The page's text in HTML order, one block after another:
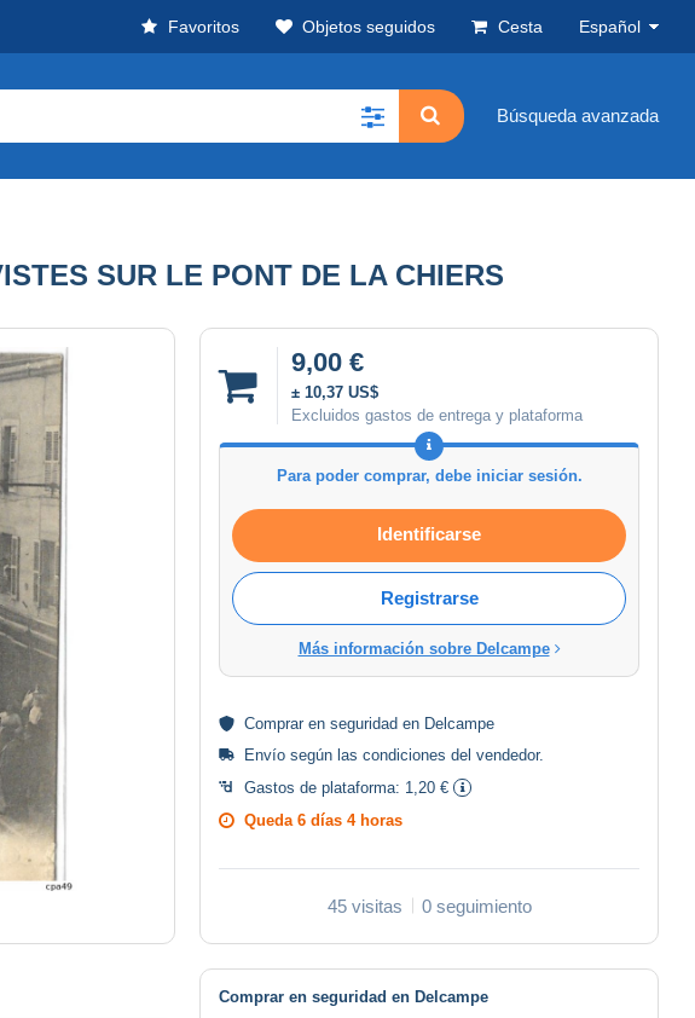
Favoritos Objetos seguidos Cesta Español
Búsqueda avanzada
SUR LE PONT DE LA CHIERS
9,00 €
± 10,37 US$
Excluidos gastos de entrega y plataforma
Para poder comprar, debe iniciar sesión.
Identificarse
Registrarse
Más información sobre Delcampe
Comprar en seguridad en Delcampe
Envío según las condiciones del vendedor.
Gastos de plataforma: 1,20 €
Queda 6 días 4 horas
45 visitas 0 seguimiento
Comprar en seguridad en Delcampe